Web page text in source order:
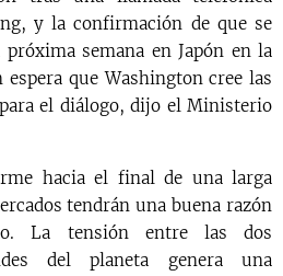
y la confirmación de que se
semana en Japón en la
que Washington cree las
el diálogo, dijo el Ministerio
hacia el final de una larga
tendrán una buena razón
La tensión entre las dos
del planeta genera una